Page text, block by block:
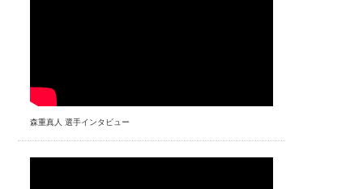
森重真人 選手インタビュー